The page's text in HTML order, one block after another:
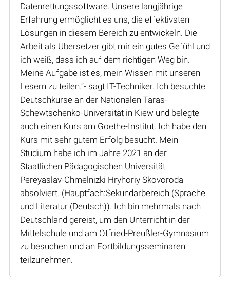
Datenrettungssoftware. Unsere langjährige
Erfahrung ermöglicht es uns, die effektivsten
Lösungen in diesem Bereich zu entwickeln. Die
Arbeit als Übersetzer gibt mir ein gutes Gefühl und
ich weiß, dass ich auf dem richtigen Weg bin.
Meine Aufgabe ist es, mein Wissen mit unseren
Lesern zu teilen.“- sagt IT-Techniker. Ich besuchte
Deutschkurse an der Nationalen Taras-
Schewtschenko-Universität in Kiew und belegte
auch einen Kurs am Goethe-Institut. Ich habe den
Kurs mit sehr gutem Erfolg besucht. Mein
Studium habe ich im Jahre 2021 an der
Staatlichen Pädagogischen Universität
Pereyaslav-Chmelnizki Hryhoriy Skovoroda
absolviert. (Hauptfach:Sekundarbereich (Sprache
und Literatur (Deutsch)). Ich bin mehrmals nach
Deutschland gereist, um den Unterricht in der
Mittelschule und am Otfried-Preußler-Gymnasium
zu besuchen und an Fortbildungsseminaren
teilzunehmen.